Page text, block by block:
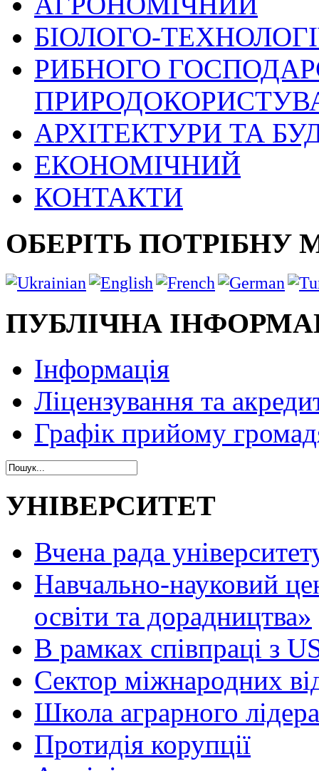
БІОЛОГО-
РИБНОГО
АРХІТЕКТУРИ ТА
ЕКОНОМІЧНИЙ
КОНТАКТИ
ОБЕРІТЬ ПОТРІБНУ
ПУБЛІЧНА
Інформація
Ліцензування та
Графік прийому
УНІВЕРСИТЕТ
Вчена рада
Навчально-науковий
освіти та дорадництва»
В рамках співпраці з
Сектор міжнародних
Школа аграрного лідера
Протидія корупції